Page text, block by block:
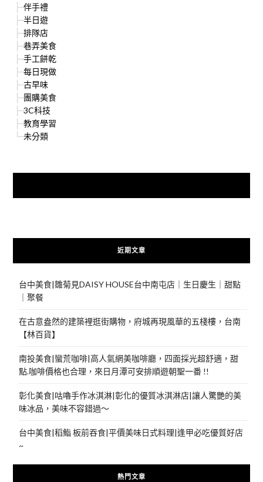
伴手禮
半日遊
排隊店
巷弄美食
手工餅乾
每日現做
古早味
團購美食
3C科技
教育學習
未分類
近期文章
台中美食|雛菊見DAISY HOUSE台中南屯店｜生日慶生｜甜點
｜聚餐
在古意盎然的建築裡逛街購物，府城再現風華的五棧樓，台南
【林百貨】
南投美食|蠻荒咖啡|高人氣網美咖啡廳，四面採光超舒適，甜
點.咖啡價格也合理，來日月潭可安排順遊朝聖一番 !!
彰化美食|咕嚕手作冰淇淋|彰化的優質冰淇淋店|讓人驚艷的美
味冰品，美味不容錯過～
台中美食|稻鮨 板前吞食|平價美味日式料理|逢甲必吃優質好店
~
熱門文章